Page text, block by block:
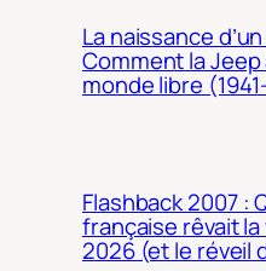
La naissance
Comment la Jeep
monde libre
Flashback 2007 :
française rêvait
2026 (et le réveil